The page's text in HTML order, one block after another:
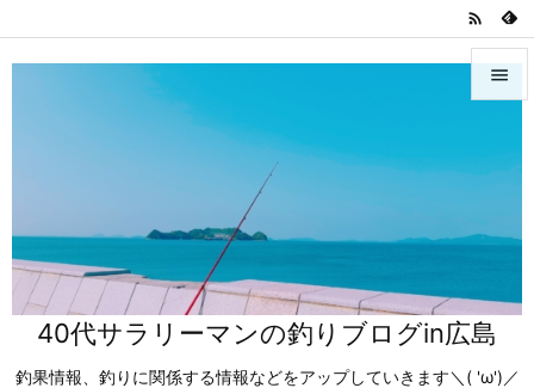
40代サラリーマンの釣りブログin広島
釣果情報、釣りに関係する情報などをアップしていきます＼( 'ω')／



次へ

